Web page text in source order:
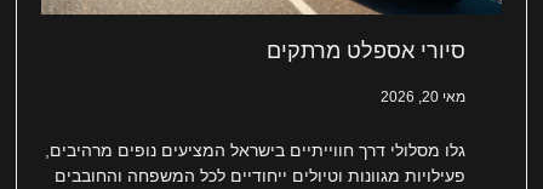
סיורי אספלט מרתקים
מאי 20, 2026
גלו מסלולי דרך חווייתיים בישראל המציעים נופים מרהיבים,
פעילויות מגוונות וטיולים ייחודיים לכל המשפחה והחובבים